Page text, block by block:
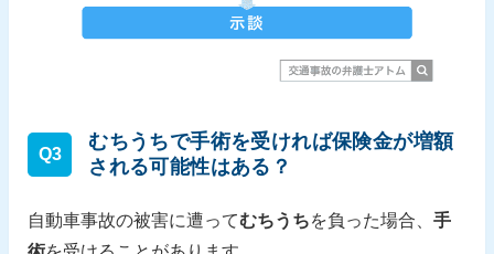
Q3
むちうちで手術を受ければ保険金が増額
される可能性はある？
自動車事故の被害に遭ってむちうちを負った場合、手